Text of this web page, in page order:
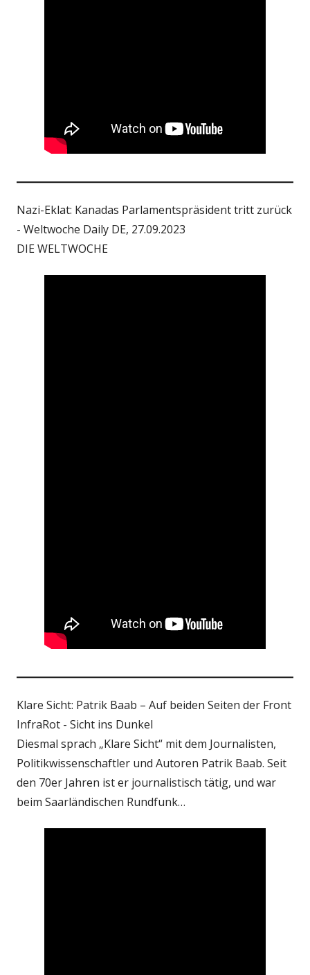
Nazi-Eklat: Kanadas Parlamentspräsident tritt zurück
- Weltwoche Daily DE, 27.09.2023
DIE WELTWOCHE
Klare Sicht: Patrik Baab – Auf beiden Seiten der Front
InfraRot - Sicht ins Dunkel
Diesmal sprach „Klare Sicht“ mit dem Journalisten,
Politikwissenschaftler und Autoren Patrik Baab. Seit
den 70er Jahren ist er journalistisch tätig, und war
beim Saarländischen Rundfunk…